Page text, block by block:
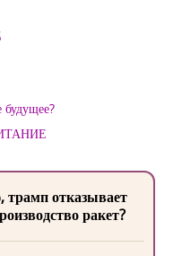
отказывает
ракет?